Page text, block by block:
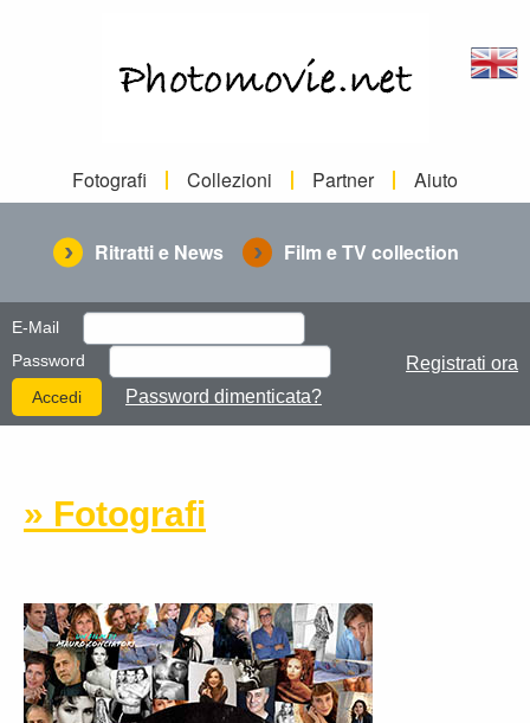
Fotografi Collezioni Partner Aiuto
Ritratti e News Film e TV collection
E-Mail
Password
Password dimenticata?
Registrati ora
» Fotografi